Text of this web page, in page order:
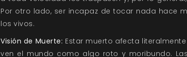
Por otro lado, ser incapaz de tocar nada hace
los vivos.
Visión de Muerte: Estar muerto afecta
ven el mundo como algo roto y moribundo.